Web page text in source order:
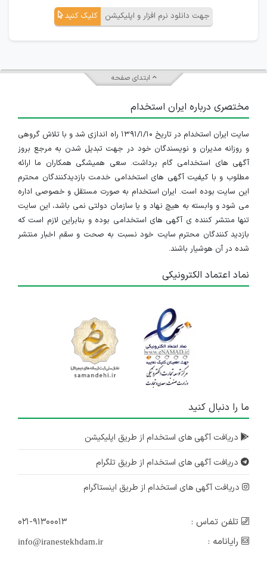
جهت دانلود نرم افزار و اپلیکیشن کلیک کنید
ابتدای صفحه
مختصری درباره ایران استخدام
سایت ایران استخدام در تاریخ ۱۳۹۱/۱/۱۰ راه اندازی شد و با تلاش گروهی
و روزانه مدیران و نویسندگان خود در جهت تبدیل شدن به مرجع بروز
آگهی های استخدامی گام برداشت. سعی همیشگی همکاران ما ارائه
مطلوب و با کیفیت آگهی های استخدامی خدمت بازدیدکنندگان محترم
این سایت بوده است. ایران استخدام به صورت مستقل و خصوصی اداره
می شود و وابسته به هیچ نهاد و یا سازمان دولتی نمی باشد، این سایت
تنها منتشر کننده ی آگهی های استخدامی بوده و بنابراین لازم است که
بازدید کنندگان محترم سایت خود نسبت به صحت و سقم اخبار منتشر
شده در آن هوشیار باشند.
نماد اعتماد الکترونیکی
ما را دنبال کنید
دریافت آگهی های استخدام از طریق اپلیکیشن
دریافت آگهی های استخدام از طریق تلگرام
دریافت آگهی های استخدام از طریق اینستاگرام
تلفن تماس :
۰۲۱-۹۱۳۰۰۰۱۳
رایانامه :
info@iranestekhdam.ir